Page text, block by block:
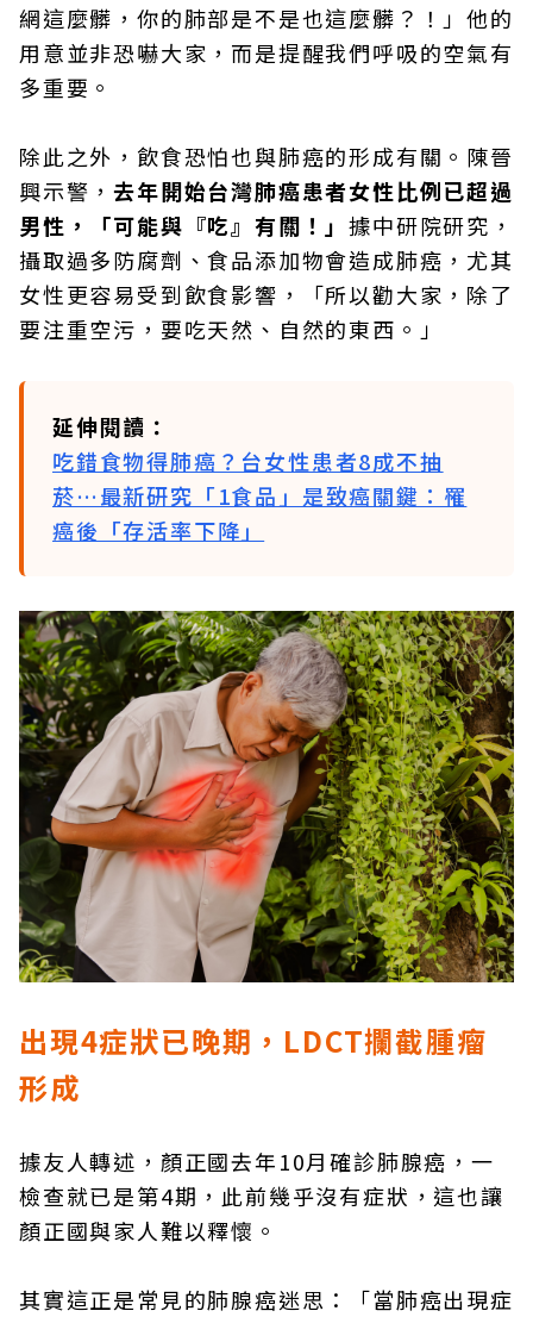
網這麼髒，你的肺部是不是也這麼髒？！」他的
用意並非恐嚇大家，而是提醒我們呼吸的空氣有
多重要。
除此之外，飲食恐怕也與肺癌的形成有關。陳晉
興示警，去年開始台灣肺癌患者女性比例已超過
男性，「可能與『吃』有關！」據中研院研究，
攝取過多防腐劑、食品添加物會造成肺癌，尤其
女性更容易受到飲食影響，「所以勸大家，除了
要注重空污，要吃天然、自然的東西。」
延伸閱讀：
吃錯食物得肺癌？台女性患者8成不抽
菸…最新研究「1食品」是致癌關鍵：罹
癌後「存活率下降」
出現4症狀已晚期，LDCT攔截腫瘤
形成
據友人轉述，顏正國去年10月確診肺腺癌，一
檢查就已是第4期，此前幾乎沒有症狀，這也讓
顏正國與家人難以釋懷。
其實這正是常見的肺腺癌迷思：「當肺癌出現症